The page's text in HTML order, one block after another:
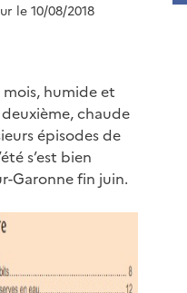
le 10/08/2018
humide et
chaude
épisodes de
s’est bien
Garonne fin juin.